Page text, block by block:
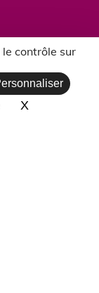
contrôle sur
XMasquer le